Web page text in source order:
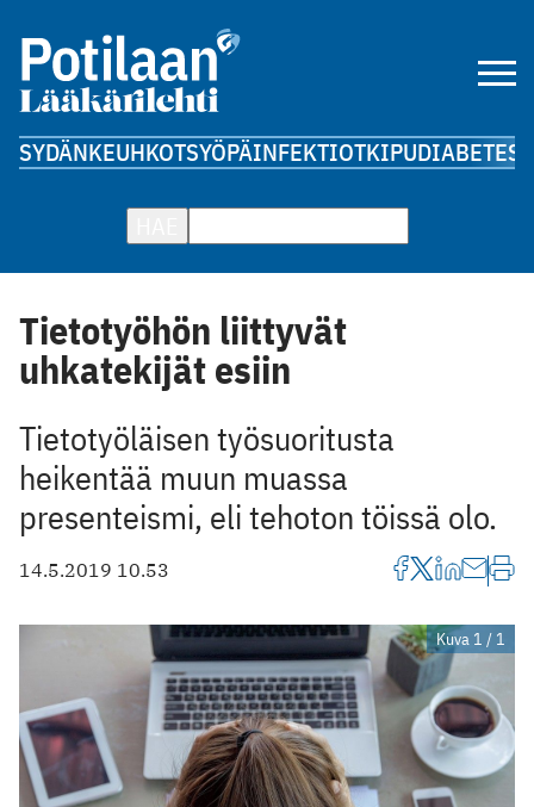
SYDÄNKEUHKOTSYÖPÄINFEKTIOTKIPUDIABETES
Tietotyöhön liittyvät
uhkatekijät esiin
Tietotyöläisen työsuoritusta
heikentää muun muassa
presenteismi, eli tehoton töissä olo.
14.5.2019 10.53
Kuva 1 / 1